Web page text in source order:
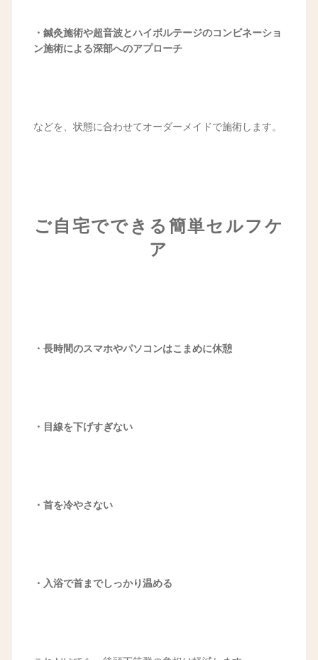
・鍼灸施術や超音波とハイボルテージのコンビネーショ
ン施術による深部へのアプローチ
などを、状態に合わせてオーダーメイドで施術します。
ご自宅でできる簡単セルフケ
ア
・長時間のスマホやパソコンはこまめに休憩
・目線を下げすぎない
・首を冷やさない
・入浴で首までしっかり温める